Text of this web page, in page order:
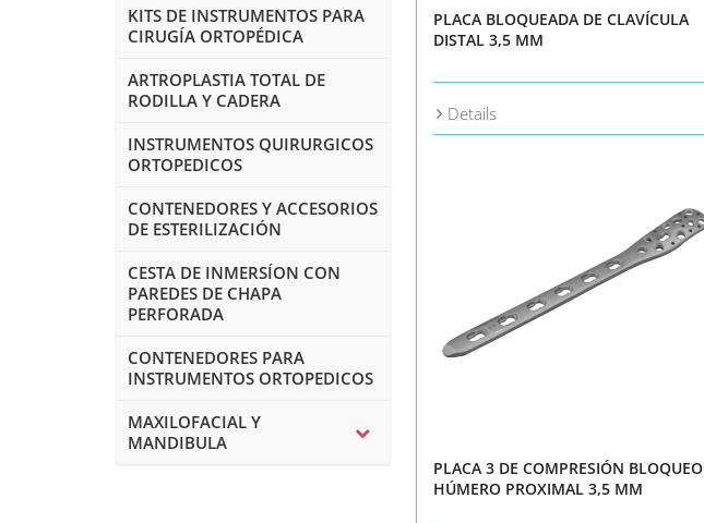
PLACA BLOQUEADA DE CLAVÍCULA
DISTAL 3,5 MM
Details
PLACA 3 DE COMPRESIÓN BLOQUEO
HÚMERO PROXIMAL 3,5 MM
KITS DE INSTRUMENTOS PARA
CIRUGÍA ORTOPÉDICA
ARTROPLASTIA TOTAL DE
RODILLA Y CADERA
INSTRUMENTOS QUIRURGICOS
ORTOPEDICOS
CONTENEDORES Y ACCESORIOS
DE ESTERILIZACIÓN
CESTA DE INMERSÍON CON
PAREDES DE CHAPA
PERFORADA
CONTENEDORES PARA
INSTRUMENTOS ORTOPEDICOS
MAXILOFACIAL Y
MANDIBULA